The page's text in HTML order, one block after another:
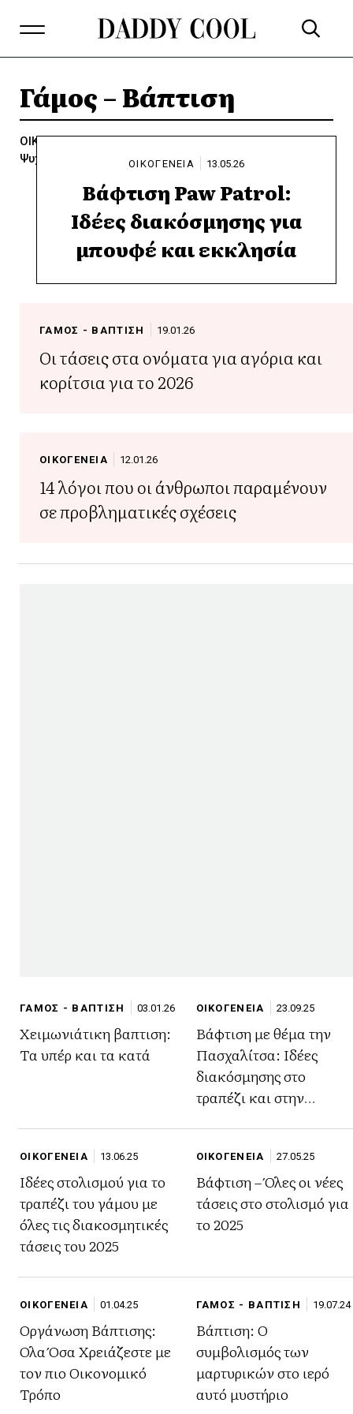
Γάμος – Βάπτιση
ΟΙΚΟΓΕΝΕΙΑMπαμπάςStoriesΑποδράσειςΣχέσεις
Ψυχολογία
ΟΙΚΟΓΕΝΕΙΑ 13.05.26
Βάφτιση Paw Patrol:
Ιδέες διακόσμησης για
μπουφέ και εκκλησία
ΓΑΜΟΣ - ΒΑΠΤΙΣΗ 19.01.26
Οι τάσεις στα ονόματα για αγόρια και
κορίτσια για το 2026
ΟΙΚΟΓΕΝΕΙΑ 12.01.26
14 λόγοι που οι άνθρωποι παραμένουν
σε προβληματικές σχέσεις
ΓΑΜΟΣ - ΒΑΠΤΙΣΗ 03.01.26
Χειμωνιάτικη βαπτιση:
Τα υπέρ και τα κατά
ΟΙΚΟΓΕΝΕΙΑ 23.09.25
Βάφτιση με θέμα την
Πασχαλίτσα: Ιδέες
διακόσμησης στο
τραπέζι και στην
ΟΙΚΟΓΕΝΕΙΑ 13.06.25
Ιδέες στολισμού για το
τραπέζι του γάμου με
όλες τις διακοσμητικές
τάσεις του 2025
ΟΙΚΟΓΕΝΕΙΑ 27.05.25
Βάφτιση – Όλες οι νέες
τάσεις στο στολισμό για
το 2025
ΟΙΚΟΓΕΝΕΙΑ 01.04.25
Οργάνωση Βάπτισης:
Όλα Όσα Χρειάζεστε με
τον πιο Οικονομικό
Τρόπο
ΓΑΜΟΣ - ΒΑΠΤΙΣΗ 19.07.24
Βάπτιση: Ο
συμβολισμός των
μαρτυρικών στο ιερό
αυτό μυστήριο